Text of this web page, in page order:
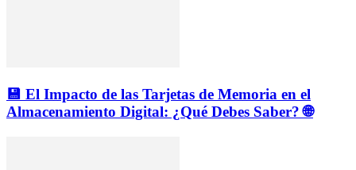
💾 El Impacto de las Tarjetas de Memoria en el
Almacenamiento Digital: ¿Qué Debes Saber? 🌐